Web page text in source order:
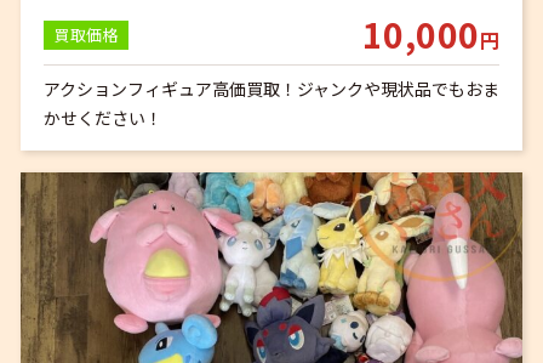
買取価格 10,000円
アクションフィギュア高価買取！ジャンクや現状品でもおま
かせください！